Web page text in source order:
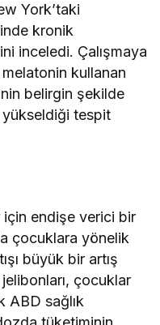
York’taki
kronik
inceledi. Çalışmaya
kullanan
belirgin şekilde
yükseldiği tespit
endişe verici bir
çocuklara yönelik
büyük bir artış
çocuklar
ABD sağlık